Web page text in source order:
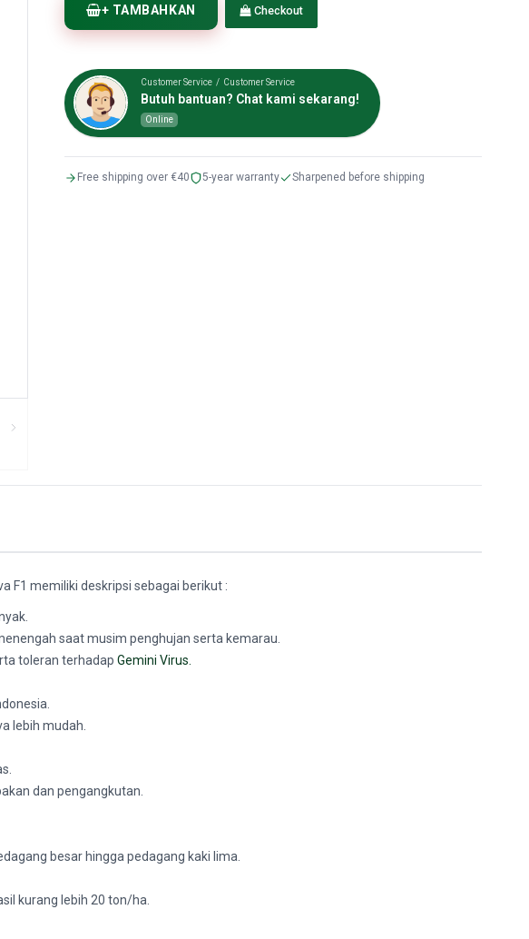
+ TAMBAHKAN Checkout
Customer Service / Customer Service
Butuh bantuan? Chat kami sekarang!
Online
Free shipping over €40 5-year warranty Sharpened before shipping
F1 memiliki deskripsi sebagai berikut :
saat musim penghujan serta kemarau.
toleran terhadap Gemini Virus.
lebih mudah.
dan pengangkutan.
besar hingga pedagang kaki lima.
kurang lebih 20 ton/ha.